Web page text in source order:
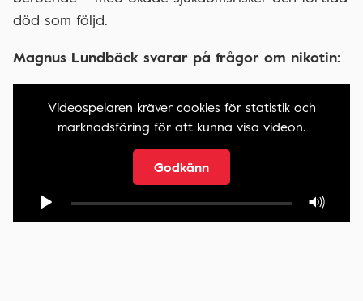
död som följd.
Magnus Lundbäck svarar på frågor om nikotin:
Videospelaren kräver cookies för statistik och
marknadsföring för att kunna visa videon.
Godkänn